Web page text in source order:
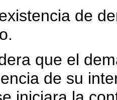
de
que el
de su